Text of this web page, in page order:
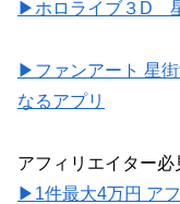
▶ホロライブ３D
▶ファンアート 星
なるアプリ
アフィリエイター必
▶1件最大4万円 ア